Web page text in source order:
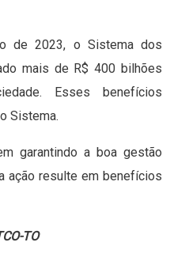
de 2023, o Sistema dos
mais de R$ 400 bilhões
Esses benefícios
Sistema.
garantindo a boa gestão
ação resulte em benefícios
TO